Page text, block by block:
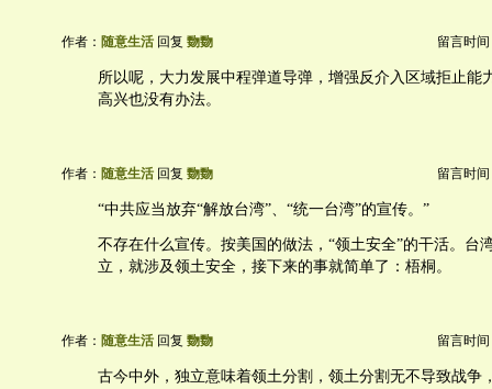
作者： 随意生活 回复 覅覅 留言时间
所以呢，大力发展中程弹道导弹，增强反介入区域拒止能
高兴也没有办法。
作者： 随意生活 回复 覅覅 留言时间
“中共应当放弃“解放台湾”、“统一台湾”的宣传。”
不存在什么宣传。按美国的做法，“领土安全”的干活。台
立，就涉及领土安全，接下来的事就简单了：梧桐。
作者： 随意生活 回复 覅覅 留言时间
古今中外，独立意味着领土分割，领土分割无不导致战争